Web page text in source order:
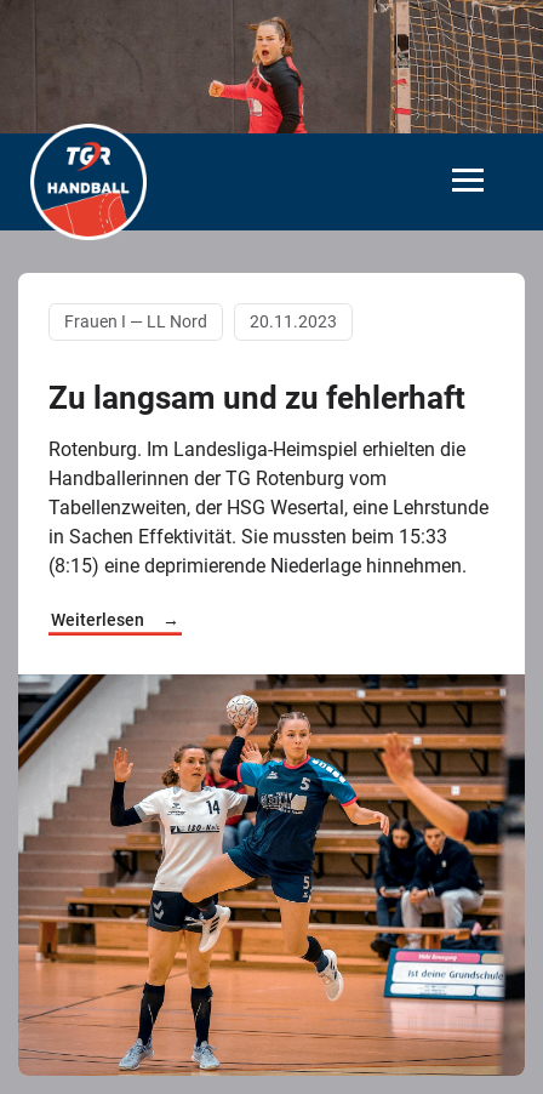
Zu langsam und zu fehlerhaft
Frauen I — LL Nord 20.11.2023
Rotenburg. Im Landesliga-Heimspiel erhielten die
Handballerinnen der TG Rotenburg vom
Tabellenzweiten, der HSG Wesertal, eine Lehrstunde
in Sachen Effektivität. Sie mussten beim 15:33
(8:15) eine deprimierende Niederlage hinnehmen.
Weiterlesen